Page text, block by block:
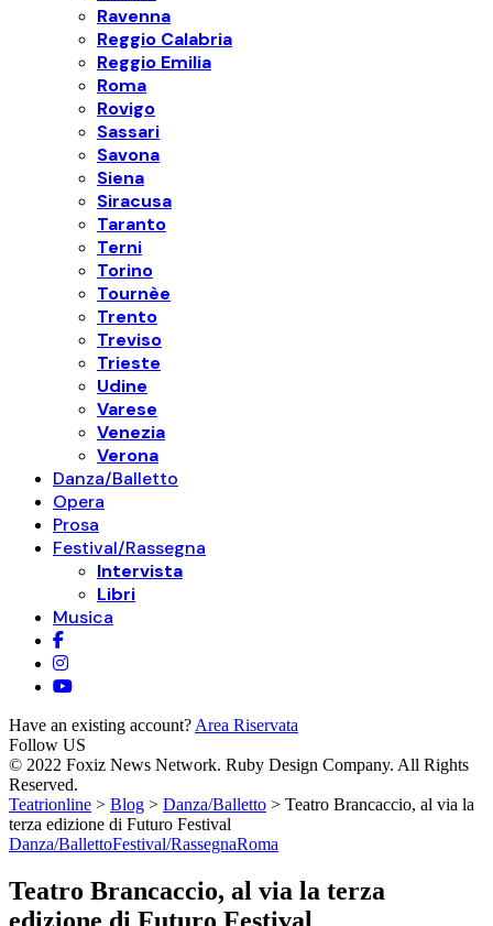
Ravenna
Reggio Calabria
Reggio Emilia
Roma
Rovigo
Sassari
Savona
Siena
Siracusa
Taranto
Terni
Torino
Tournèe
Trento
Treviso
Trieste
Udine
Varese
Venezia
Verona
Danza/Balletto
Opera
Prosa
Festival/Rassegna
Intervista
Libri
Musica
Have an existing account? Area Riservata
Follow US
© 2022 Foxiz News Network. Ruby Design Company. All Rights
Reserved.
Teatrionline > Blog > Danza/Balletto > Teatro Brancaccio, al via la
terza edizione di Futuro Festival
Danza/BallettoFestival/RassegnaRoma
Teatro Brancaccio, al via la terza